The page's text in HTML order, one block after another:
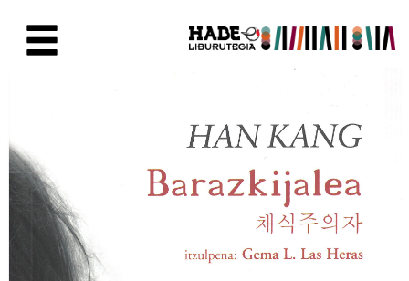
New Books Card - Liburutegia